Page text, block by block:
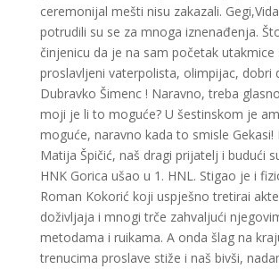
ceremonijal mešti nisu zakazali.
potrudili su se za mnoga iznenađenja.
činjenicu da je na sam početak utakmice
proslavljeni vaterpolista, olimpijac, dobri
Dubravko Šimenc ! Naravno, treba
moji je li to moguće? U šestinskom je
moguće, naravno kada to smisle Gekasi!
Matija Špičić, naš dragi prijatelj i budući
HNK Gorica ušao u 1. HNL. Stigao je i
Roman Kokorić koji uspješno tretirai
doživljaja i mnogi trče zahvaljući
metodama i ruikama. A onda šlag na
trenucima proslave stiže i naš bivši,